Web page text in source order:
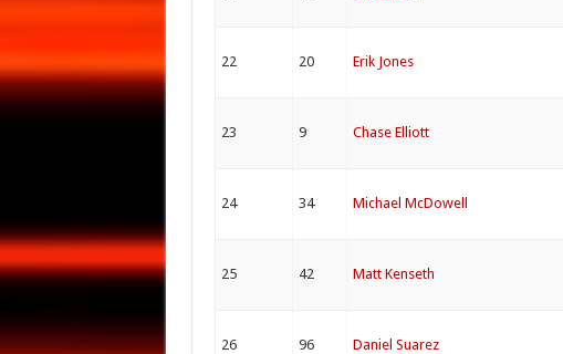
22 20 Erik Jones
23 9 Chase Elliott
24 34 Michael McDowell
25 42 Matt Kenseth
26 96 Daniel Suarez